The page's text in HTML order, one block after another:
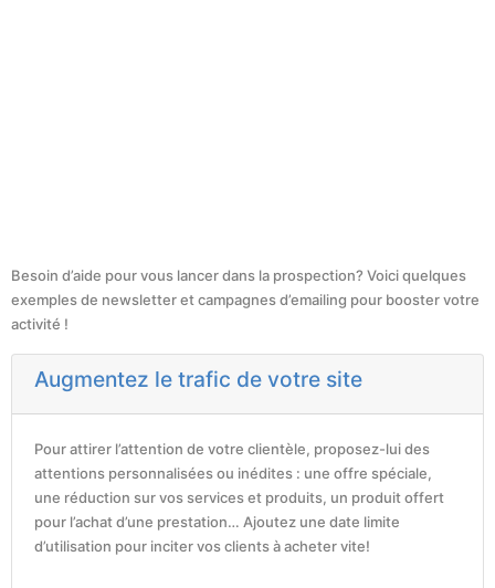
Besoin d’aide pour vous lancer dans la prospection? Voici quelques
exemples de newsletter et campagnes d’emailing pour booster votre
activité !
Augmentez le trafic de votre site
Pour attirer l’attention de votre clientèle, proposez-lui des
attentions personnalisées ou inédites : une offre spéciale,
une réduction sur vos services et produits, un produit offert
pour l’achat d’une prestation… Ajoutez une date limite
d’utilisation pour inciter vos clients à acheter vite!